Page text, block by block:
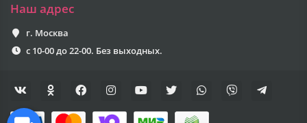
Наш адрес
г. Москва
с 10-00 до 22-00. Без выходных.